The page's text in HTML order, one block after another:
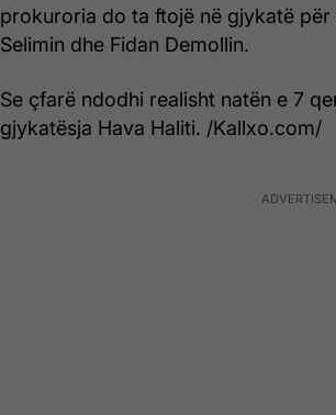
prokuroria do ta ftojë në gjykatë për
Selimin dhe Fidan Demollin.
Se çfarë ndodhi realisht natën e 7
gjykatësja Hava Haliti. /Kallxo.com/